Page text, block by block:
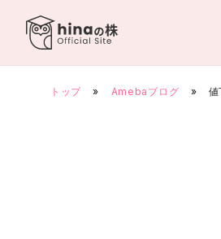
トップ » Amebaブログ »